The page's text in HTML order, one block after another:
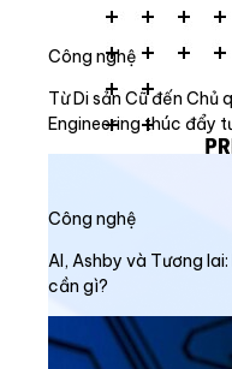
Công nghệ
Từ Di sản Cũ đến Chủ
Engineering thúc đẩy
Công nghệ
AI, Ashby và Tương
cần gì?